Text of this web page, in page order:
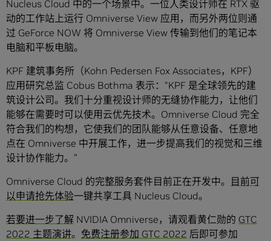
Nucleus Cloud 中的一个场景中。一位人类设计师在 RTX 驱
动的工作站上运行 Omniverse View 应用，而另外两位则通
过 GeForce NOW 将 Omniverse View 传输到他们的笔记本
电脑和平板电脑。
KPF 建筑事务所（Kohn Pedersen Fox Associates，KPF）
应用研究总监 Cobus Bothma 表示：“KPF 是全球领先的建
筑设计公司。我们十分重视设计师的无缝协作能力，让他们
能够在需要时可以使用云优先技术。Omniverse Cloud 完全
符合我们的构想，它使我们的团队能够从任意设备、任意地
点在 Omniverse 中开展工作，进一步提高我们的视觉和三维
设计协作能力。”
Omniverse Cloud 的完整服务套件目前正在开发中。
目前可
以申请抢先体验一键共享工具 Nucleus Cloud。
若要进一步了解 NVIDIA Omniverse，请观看黄仁勋的 GTC
2022 主题演讲。 免费注册参加 GTC 2022 后即可参加